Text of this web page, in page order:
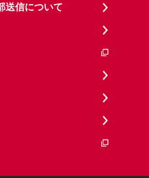
送信について